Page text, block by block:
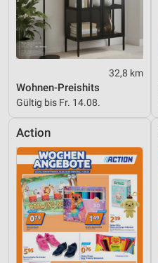
32,8 km
Wohnen-Preishits
Gültig bis Fr. 14.08.
Action
Performance
Funktional